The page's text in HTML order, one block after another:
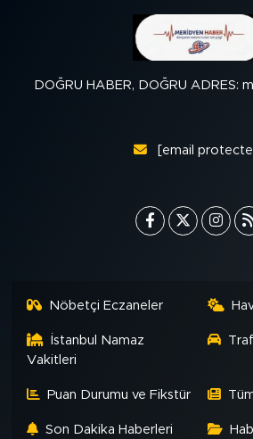
DOĞRU HABER, DOĞRU ADRES:
[email
Nöbetçi Eczaneler
İstanbul Namaz
Vakitleri
Puan Durumu ve Fikstür
Son Dakika Haberleri